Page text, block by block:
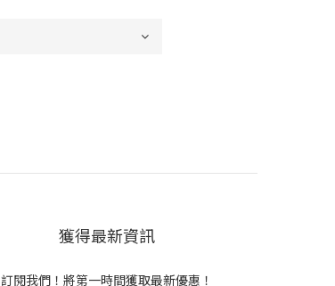
獲得最新資訊
訂閱我們！將第一時間獲取最新優惠！